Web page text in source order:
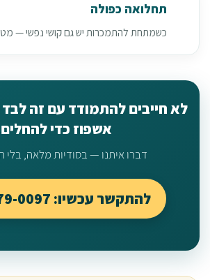
תחלואה כפולה
כשמתחת להתמכרות יש גם קושי נפשי —
לא חייבים להתמודד עם זה לבד
אשפוז כדי
דברו איתנו — בסודיות מלאה, בלי
להתקשר עכשיו: 050-479-0097